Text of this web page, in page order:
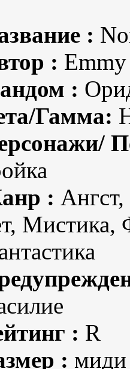
:
: Emmy
:
Гамма:
:
Мистика,
: R
: миди